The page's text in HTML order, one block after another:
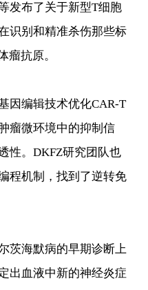
发布了关于新型T细胞
识别和精准杀伤那些标
瘤抗原。
因编辑技术优化CAR-T
瘤微环境中的抑制信
性。DKFZ研究团队也
程机制，找到了逆转免
茨海默病的早期诊断上
出血液中新的神经炎症